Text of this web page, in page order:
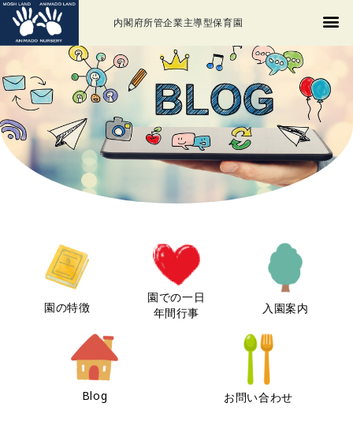
内閣府所管企業主導型保育園
園の特徴
園での一日
年間行事
入園案内
Blog お問い合わせ